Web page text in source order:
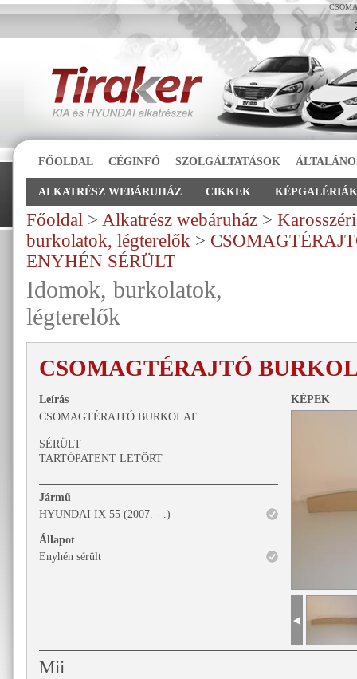
FŐOLDAL CÉGINFÓ SZOLGÁLTATÁSOK
ALKATRÉSZ WEBÁRUHÁZ CIKKEK KÉPGALÉRIÁK
Főoldal > Alkatrész webáruház >
burkolatok, légterelők >
ENYHÉN SÉRÜLT
Idomok, burkolatok,
légterelők
CSOMAGTÉRAJTÓ
KÉPEK
Leírás
CSOMAGTÉRAJTÓ BURKOLAT
SÉRÜLT
TARTÓPATENT LETÖRT
Jármű
HYUNDAI IX 55 (2007. - .)
Állapot
Enyhén sérült
Mii